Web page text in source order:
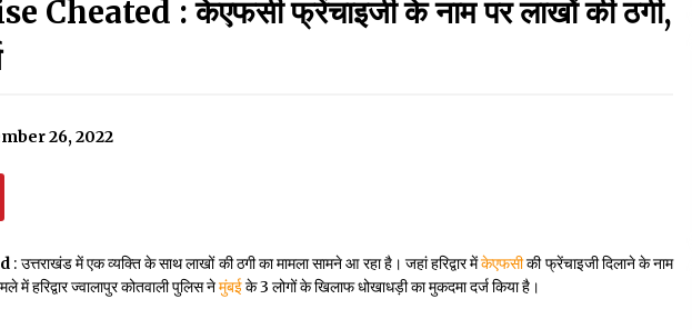
नाम अब्दुल कलाम के नाम पर रखने की घोषणा
18, 2023
September 7, 2023
2022
Of The Day 11 May Thought Of The Day 10 May
Cheated : केएफसी फ्रेंचाइजी के नाम पर लाखों की ठगी,
26, 2022
: उत्तराखंड में एक व्यक्ति के साथ लाखों की ठगी का मामला सामने आ रहा है। जहां हरिद्वार मेंकेएफसीकी फ्रेंचाइजी दिलाने के नाम
में हरिद्वार ज्वालापुर कोतवाली पुलिस नेमुंबईके 3 लोगों के खिलाफ धोखाधड़ी का मुकदमा दर्ज किया है।